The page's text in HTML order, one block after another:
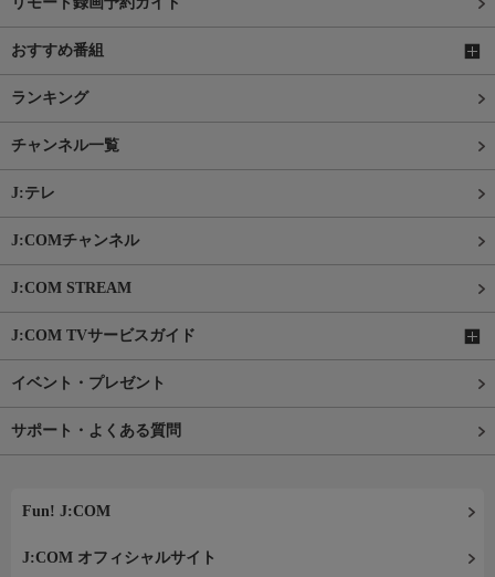
おすすめ番組
ランキング
チャンネル一覧
J:テレ
J:COMチャンネル
J:COM STREAM
J:COM TVサービスガイド
イベント・プレゼント
サポート・よくある質問
Fun! J:COM
J:COM オフィシャルサイト